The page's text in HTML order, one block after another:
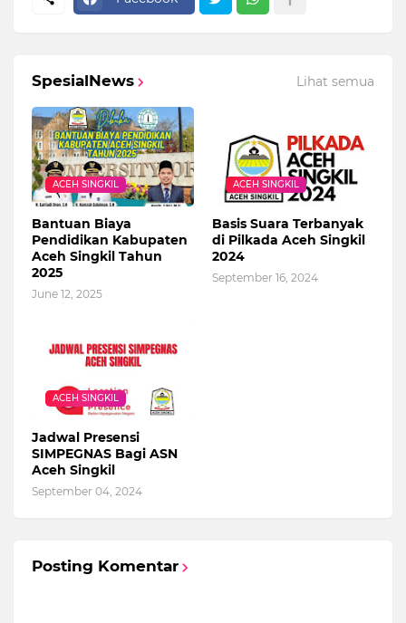
SpesialNews Lihat semua
ACEH SINGKIL
Bantuan Biaya
Pendidikan Kabupaten
Aceh Singkil Tahun
2025
June 12, 2025
ACEH SINGKIL
Basis Suara Terbanyak
di Pilkada Aceh Singkil
2024
September 16, 2024
ACEH SINGKIL
Jadwal Presensi
SIMPEGNAS Bagi ASN
Aceh Singkil
September 04, 2024
Posting Komentar